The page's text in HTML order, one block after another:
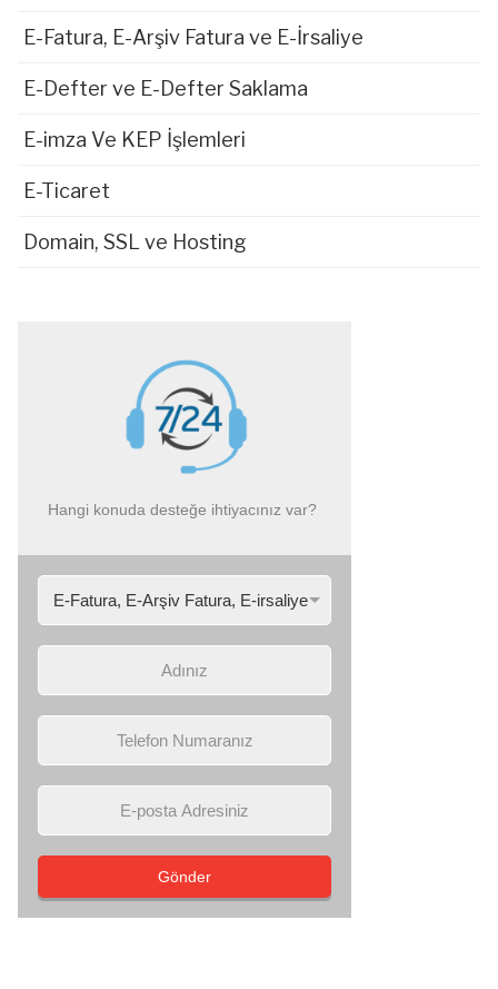
E-Fatura, E-Arşiv Fatura ve E-İrsaliye
E-Defter ve E-Defter Saklama
E-imza Ve KEP İşlemleri
E-Ticaret
Domain, SSL ve Hosting
Hangi konuda desteğe ihtiyacınız var?
Gönder